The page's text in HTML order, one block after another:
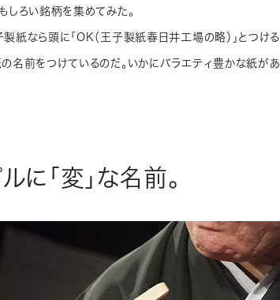
しろい銘柄を集めてみた。
紙なら頭に「OK（王子製紙春日井工場の略）」とつけ
名前をつけているのだ。いかにバラエティ豊かな紙が
に「変」な名前。